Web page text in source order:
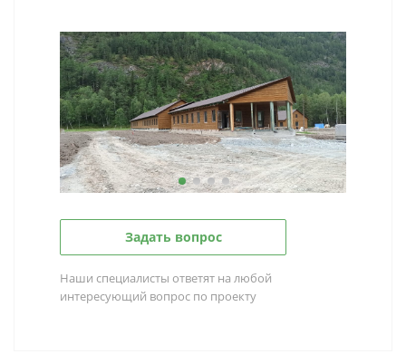
Задать вопрос
Наши специалисты ответят на любой
интересующий вопрос по проекту